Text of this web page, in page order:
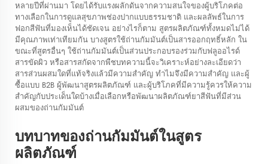
หลายปีที่ผ่านมา โดยได้รับแรงผลักดันจากความสนใจของผู้บริโภคต่อ
ทางเลือกในการดูแลสุขภาพช่องปากแบบธรรมชาติ และผลลัพธ์ในการ
ฟอกสีฟันที่มองเห็นได้ชัดเจน อย่างไรก็ตาม สูตรผลิตภัณฑ์ทั้งหมดไม่ได้
มีคุณภาพเท่าเทียมกัน บางสูตรใช้ถ่านกัมมันต์เป็นสารออกฤทธิ์หลัก ใน
ขณะที่สูตรอื่นๆ ใช้ถ่านกัมมันต์เป็นส่วนประกอบรองร่วมกับฟลูออไรด์
สารขัดผิว หรือสารสกัดจากพืชบทความนี้จะวิเคราะห์อย่างละเอียดว่า
สารส่วนผสมใดที่แท้จริงแล้วมีความสำคัญ ทำไมจึงมีความสำคัญ และผู้
ซื้อแบบ B2B ผู้พัฒนาสูตรผลิตภัณฑ์ และผู้บริโภคที่มีความรู้ควรให้ความ
สำคัญกับประเด็นใดบ้างเมื่อเลือกหรือพัฒนาผลิตภัณฑ์ยาสีฟันที่มีส่วน
ผสมของถ่านกัมมันต์
บทบาทของถ่านกัมมันต์ในสูตร
ผลิตภัณฑ์